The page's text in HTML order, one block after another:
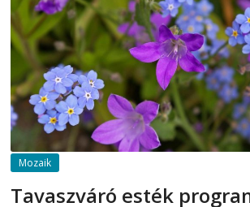
Mozaik
Tavaszváró esték